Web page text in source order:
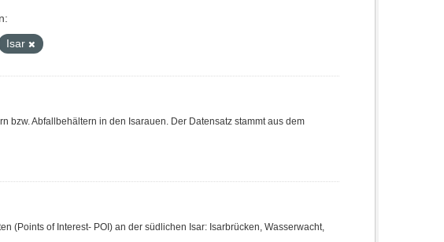
Isar
bzw. Abfallbehältern in den Isarauen. Der Datensatz stammt aus dem
(Points of Interest- POI) an der südlichen Isar: Isarbrücken, Wasserwacht,